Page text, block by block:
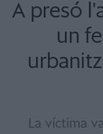
A presó
un
La víctima